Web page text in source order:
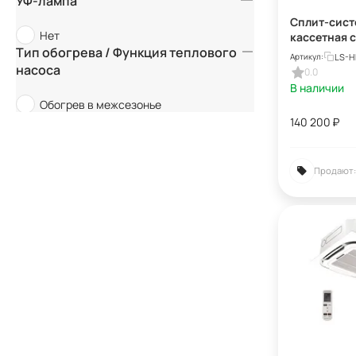
Сплит-
кассетная
ECO
HE24BWE2/
B4UB до 70
Артикул: LS-
0.0
В наличии
140 200 ₽
Продают:
150
140
170
Нет
Тип обогрева / Функция теплового
насоса
Обогрев в межсезонье